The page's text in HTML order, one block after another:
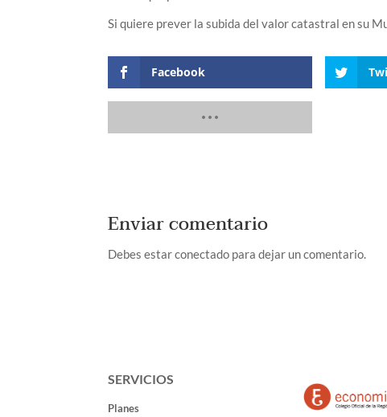
Si quiere prever la subida del valor catastral en su
Facebook
Enviar comentario
Debes estar conectado para dejar un comentario.
SERVICIOS
Planes